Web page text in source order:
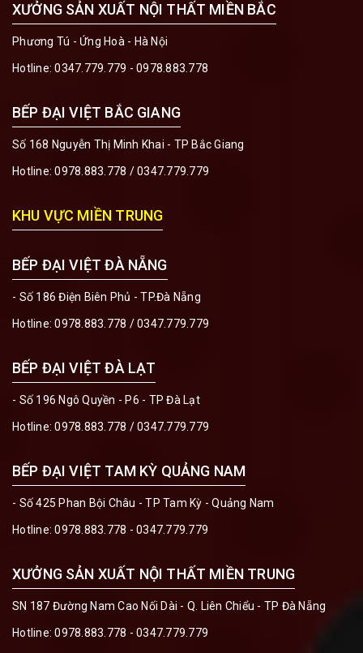
XƯỞNG SẢN XUẤT NỘI THẤT MIỀN BẮC
Phương Tú - Ứng Hoà - Hà Nội
Hotline:0347.779.779 - 0978.883.778
BẾP ĐẠI VIỆT BẮC GIANG
Số 168 Nguyễn Thị Minh Khai - TP Bắc Giang
Hotline:0978.883.778 /0347.779.779
KHU VỰC MIỀN TRUNG
BẾP ĐẠI VIỆT ĐÀ NẴNG
- Số 186 Điện Biên Phủ - TP.Đà Nẵng
Hotline:0978.883.778 /0347.779.779
BẾP ĐẠI VIỆT ĐÀ LẠT
- Số 196 Ngô Quyền - P6 - TP Đà Lạt
Hotline:0978.883.778 /0347.779.779
BẾP ĐẠI VIỆT TAM KỲ QUẢNG NAM
- Số 425 Phan Bội Châu - TP Tam Kỳ - Quảng Nam
Hotline:0978.883.778 - 0347.779.779
XƯỞNG SẢN XUẤT NỘI THẤT MIỀN TRUNG
SN 187 Đường Nam Cao Nối Dài - Q. Liên Chiểu - TP Đà Nẵng
Hotline:0978.883.778 - 0347.779.779